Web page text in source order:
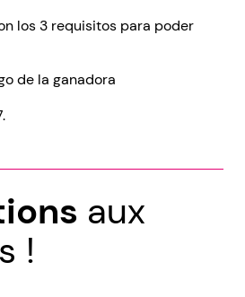
los 3 requisitos para poder
de la ganadora
aux
!